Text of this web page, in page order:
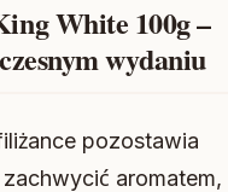
White 100g –
wydaniu
pozostawia
aromatem,